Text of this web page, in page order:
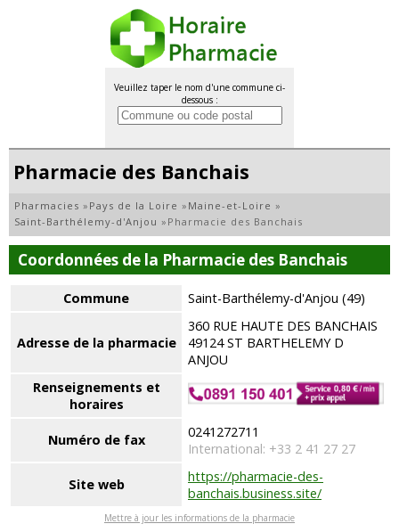
Veuillez taper le nom d'une commune ci-
dessous :
Pharmacie des Banchais
Pharmacies » Pays de la Loire » Maine-et-Loire »
Saint-Barthélemy-d'Anjou » Pharmacie des Banchais
Coordonnées de la Pharmacie des Banchais
Commune Saint-Barthélemy-d'Anjou (49)
Adresse de la pharmacie
360 RUE HAUTE DES BANCHAIS
49124 ST BARTHELEMY D
ANJOU
Renseignements et
horaires
Numéro de fax
0241272711
International: +33 2 41 27 27
Site web
https://pharmacie-des-
banchais.business.site/
Mettre à jour les informations de la pharmacie